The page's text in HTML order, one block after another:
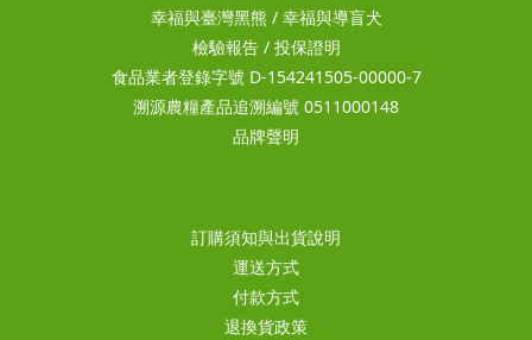
幸福與臺灣黑熊 / 幸福與導盲犬
檢驗報告/ 投保證明
食品業者登錄字號 D-154241505-00000-7
溯源農糧產品追溯編號 0511000148
品牌聲明
訂購須知與出貨說明
運送方式
付款方式
退換貨政策